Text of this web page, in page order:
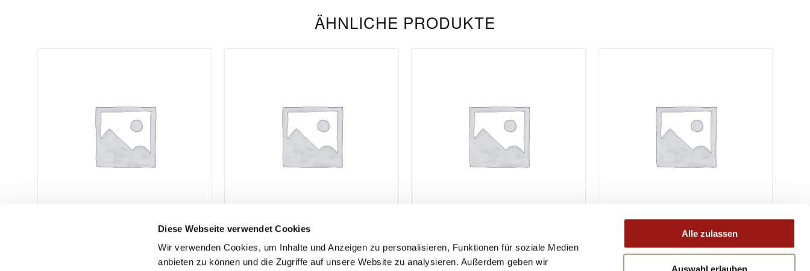
Diese Webseite verwendet Cookies
Wir verwenden Cookies, um Inhalte und Anzeigen zu personalisieren, Funktionen für soziale Medien
anbieten zu können und die Zugriffe auf unsere Website zu analysieren. Außerdem geben wir
Alle zulassen
Auswahl erlauben
ÄHNLICHE PRODUKTE
F.C. Bauer Uhren & Juwelen GmbH Öffnungszeiten: Datenschutz